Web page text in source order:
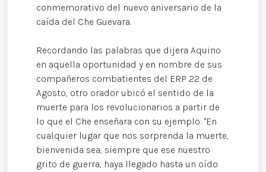
conmemorativo del nuevo aniversario de la
caída del Che Guevara.
Recordando las palabras que dijera Aquino
en aquella oportunidad y en nombre de sus
compañeros combatientes del ERP 22 de
Agosto, otro orador ubicó el sentido de la
muerte para los revolucionarios a partir de
lo que el Che enseñara con su ejemplo: "En
cualquier lugar que nos sorprenda la muerte,
bienvenida sea, siempre que ese nuestro
grito de guerra, haya llegado hasta un oído